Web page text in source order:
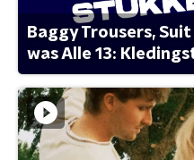
Baggy Trousers,
was Alle 13: